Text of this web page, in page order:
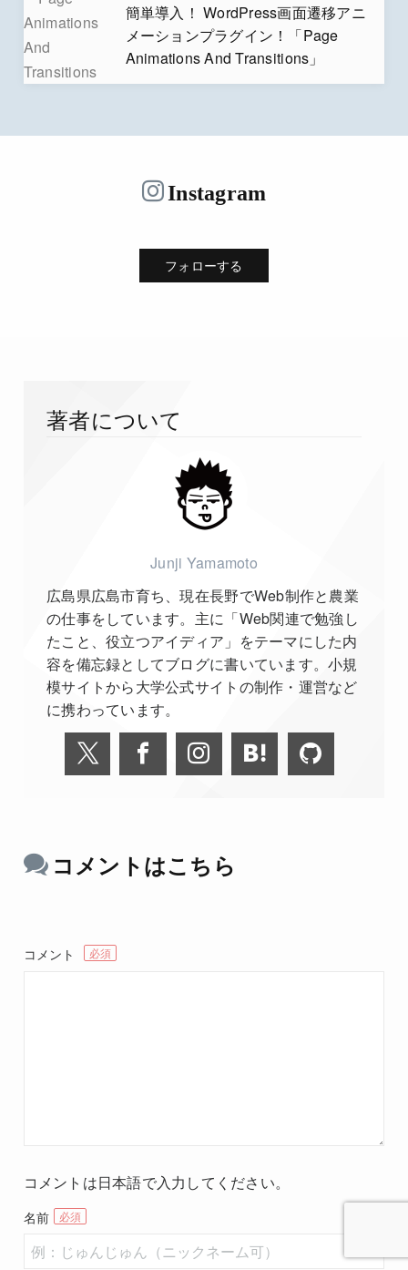
簡単導入！ WordPress画面遷移アニ
メーションプラグイン！「Page
Animations And Transitions」
Instagram
フォローする
著者について
Junji Yamamoto
広島県広島市育ち、現在長野でWeb制作と農業
の仕事をしています。主に「Web関連で勉強し
たこと、役立つアイディア」をテーマにした内
容を備忘録としてブログに書いています。小規
模サイトから大学公式サイトの制作・運営など
に携わっています。
コメントはこちら
コメント
コメントは日本語で入力してください。
名前